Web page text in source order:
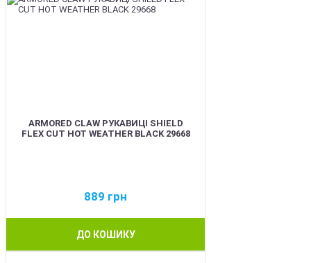
ARMORED CLAW РУКАВИЦІ SHIELD
FLEX CUT HOT WEATHER BLACK 29668
889 грн
ДО КОШИКУ